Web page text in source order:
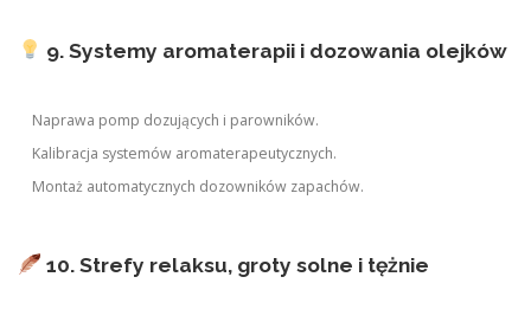
9. Systemy aromaterapii i dozowania olejków
Naprawa pomp dozujących i parowników.
Kalibracja systemów aromaterapeutycznych.
Montaż automatycznych dozowników zapachów.
10. Strefy relaksu, groty solne i tężnie